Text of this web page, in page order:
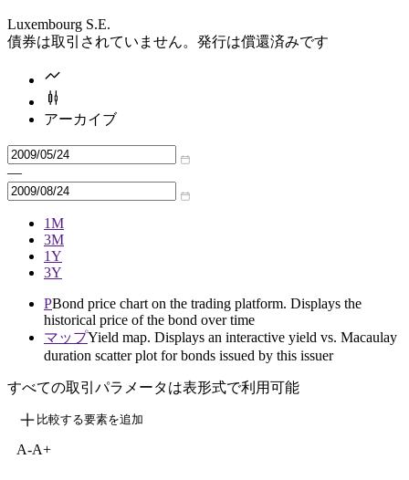
Luxembourg S.E.
債券は取引されていません。発行は償還済みです
アーカイブ
—
1M
3M
1Y
3Y
PBond price chart on the trading platform. Displays the
historical price of the bond over time
マップYield map. Displays an interactive yield vs. Macaulay
duration scatter plot for bonds issued by this issuer
すべての取引パラメータは表形式で利用可能
比較する要素を追加